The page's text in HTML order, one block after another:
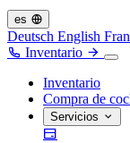
es
Deutsch English
Inventario
Inventario
Compra de
Servicios